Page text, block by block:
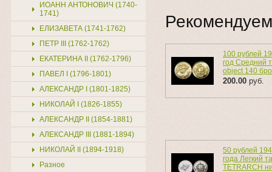
ИОАНН АНТОНОВИЧ (1740-
1741)
ЕЛИЗАВЕТА (1741-1762)
ПЕТР III (1762-1762)
ЕКАТЕРИНА II (1762-1796)
ПАВЕЛ I (1796-1801)
АЛЕКСАНДР I (1801-1825)
НИКОЛАЙ I (1826-1855)
АЛЕКСАНДР II (1854-1881)
АЛЕКСАНДР III (1881-1894)
НИКОЛАЙ II (1894-1918)
Разное
100 рублей
год Средний
object 140
200.00 руб.
50 рублей
года Легкий
TETRARCH